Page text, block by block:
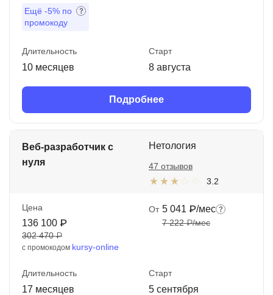
Ещё -5% по
промокоду
Длительность
10 месяцев
Старт
8 августа
Подробнее
Веб-разработчик с
нуля
Нетология
3.2
47 отзывов
Цена
136 100 ₽
302 470 ₽
с промокодом kursy-online
От 5 041 ₽/мес
7 222 ₽/мес
Длительность
17 месяцев
Старт
5 сентября